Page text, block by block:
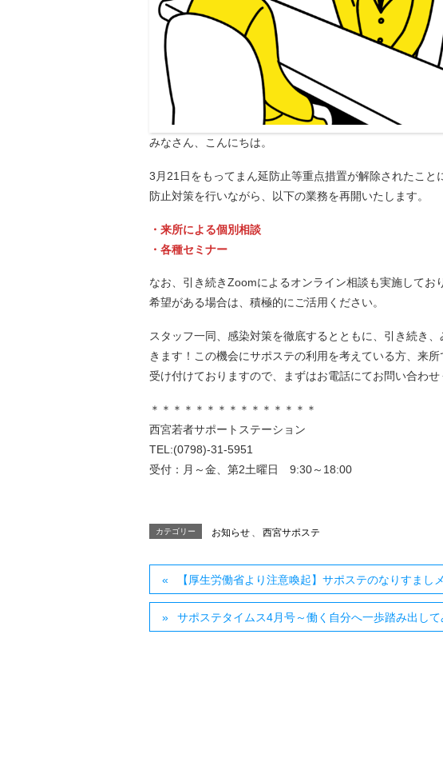
みなさん、こんにちは。
3月21日をもってまん延防止等重点措置が解除されたこ
防止対策を行いながら、以下の業務を再開いたします。
・来所による個別相談
・各種セミナー
なお、引き続きZoomによるオンライン相談も実施して
希望がある場合は、積極的にご活用ください。
スタッフ一同、感染対策を徹底するとともに、引き続き
きます！この機会にサポステの利用を考えている方、来
受け付けておりますので、まずはお電話にてお問い合わせ
＊＊＊＊＊＊＊＊＊＊＊＊＊＊＊
西宮若者サポートステーション
TEL:(0798)-31-5951
受付：月～金、第2土曜日 9:30～18:00
カテゴリー お知らせ 西宮サポステ
【厚生労働省より注意喚起】サポステのなりすまし
サポステタイムス4月号～働く自分へ一歩踏み出して